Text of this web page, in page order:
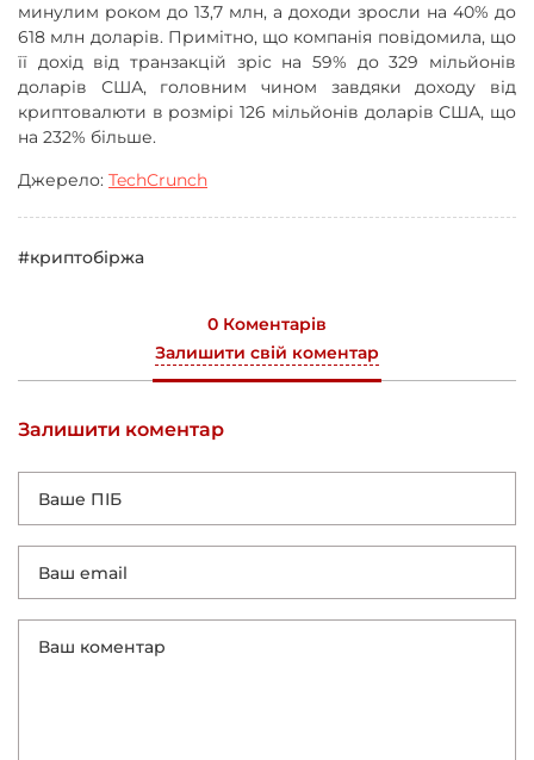
минулим роком до 13,7 млн, а доходи зросли на 40% до
618 млн доларів. Примітно, що компанія повідомила, що
її дохід від транзакцій зріс на 59% до 329 мільйонів
доларів США, головним чином завдяки доходу від
криптовалюти в розмірі 126 мільйонів доларів США, що
на 232% більше.
Джерело: TechCrunch
#криптобіржа
0 Коментарів
Залишити свій коментар
Залишити коментар